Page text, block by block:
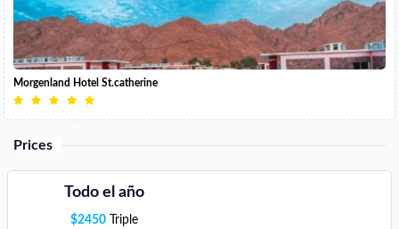
Morgenland Hotel St.catherine
Prices
Todo el año
$2450Triple